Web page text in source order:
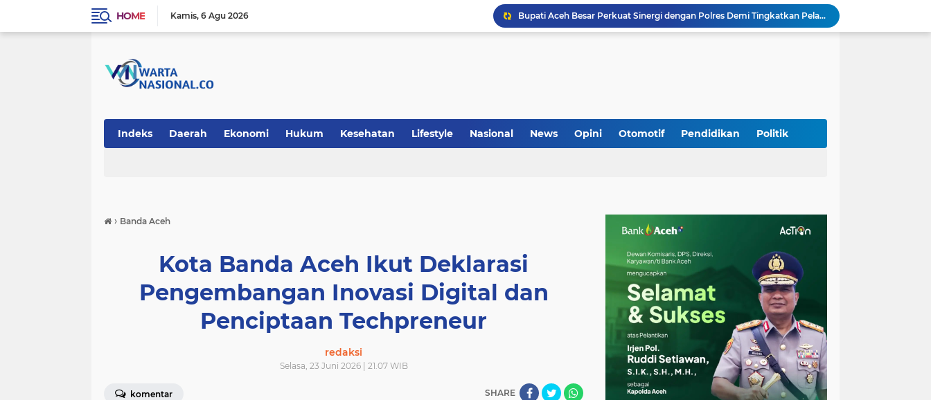
HOME Kamis 6 Agu 2026
Bupati Aceh Besar Perkuat Sinergi dengan Polres Demi Tingkatkan Pelayanan Masyarakat
Kapolda Aceh Tinjau Kerusakan Rumah Dinas Aspol Lamteumen I Akibat Angin Kencang Disertai Hujan
Kodim 0108/Agara dan Yon TP 855/RD Bersama Warga Cor Pondasi Blok Angkur Jembatan Gantung di Ds. Lawe Ger Ger, Aceh Tenggara
Indeks Daerah Ekonomi Hukum Kesehatan Lifestyle Nasional News Opini Otomotif Pendidikan Politik
› Banda Aceh
Kota Banda Aceh Ikut Deklarasi
Pengembangan Inovasi Digital dan
Penciptaan Techpreneur
redaksi
Selasa, 23 Juni 2026 | 21.07 WIB
komentar SHARE